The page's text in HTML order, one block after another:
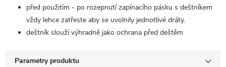
před použitím - po rozepnutí zapínacího pásku s deštníkem
vždy lehce zatřeste aby se uvolnily jednotlivé dráty.
deštník slouží výhradně jako ochrana před deštěm
Parametry produktu